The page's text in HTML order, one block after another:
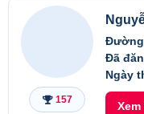
157
Đường
Đã
Ngày